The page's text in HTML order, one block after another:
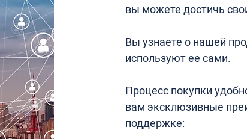
вы можете достичь
Вы узнаете о нашей
используют ее сами.
Процесс покупки
вам эксклюзивные
поддержке: